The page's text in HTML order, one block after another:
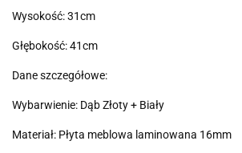
Wysokość: 31cm
Głębokość: 41cm
Dane szczegółowe:
Wybarwienie: Dąb Złoty + Biały
Materiał: Płyta meblowa laminowana 16mm